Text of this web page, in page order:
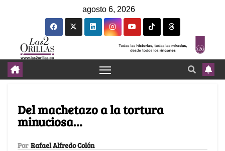
agosto 6, 2026
Del machetazo a la tortura
minuciosa…
Por Rafael Alfredo Colón